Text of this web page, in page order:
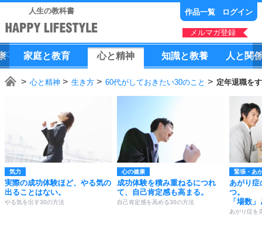
人生の教科書 作品一覧 ログイン
メルマガ登録
家庭と教育 心と精神 知識と教養 人 と 関
心と精神 生き方 60代がしておきたい30のこと 定年退職を
気力
実際の成功体験ほど、やる気の
出ることはない。
やる気を出す30の方法
心の健康
成功体験を積み重ねるにつれ
て、自己肯定感も高まる。
自己肯定感を高める30の方法
緊張・あ
あがり症
つ。
「場数
あがり症を